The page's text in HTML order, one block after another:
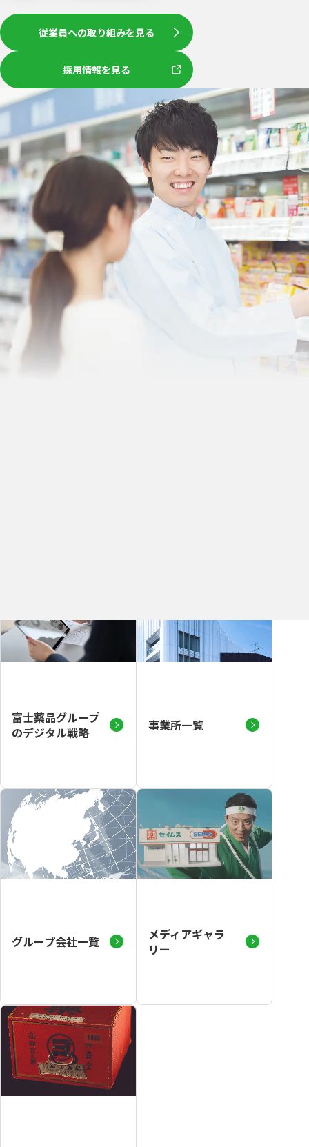
従業員への取り組みを見る
採用情報を見る
関連情報 企業情報
会社概要
富士薬品グループ
のデジタル戦略
事業所一覧
グループ会社一覧
メディアギャラ
リー